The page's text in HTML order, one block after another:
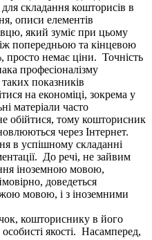
складання кошторисів в
описи елементів
який зуміє при цьому
попередньою та кінцевою
просто немає ціни. Точність
професіоналізму
показників
на економіці, зокрема у
матеріали часто
обійтися, тому кошторисник
через Інтернет.
в успішному складанні
До речі, не зайвим
іноземною мовою,
доведеться
мовою, і з іноземними
кошториснику в його
особисті якості. Насамперед,